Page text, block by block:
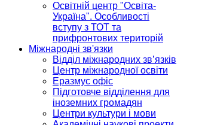
Освітній центр "Освіта-
Україна". Особливості
вступу з ТОТ та
прифронтових територій
Міжнародні зв'язки
Відділ міжнародних зв’язків
Центр міжнародної освіти
Еразмус офіс
Підготовче відділення для
іноземних громадян
Центри культури і мови